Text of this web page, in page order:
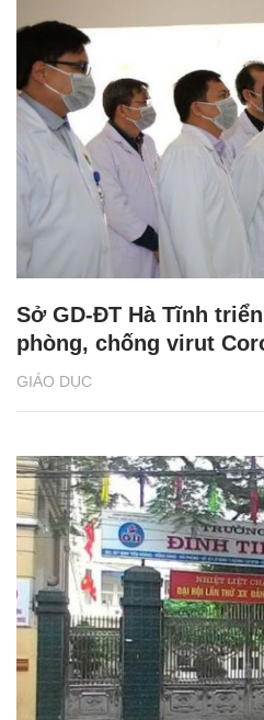
GIÁO DỤC
Sở GD-ĐT Hà Tĩnh
phòng, chống virut